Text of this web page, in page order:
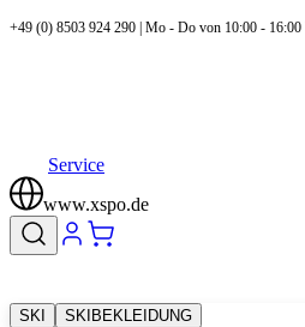
+49 (0) 8503 924 290 | Mo - Do von 10:00 -
Service
www.xspo.de
SKI SKIBEKLEIDUNG